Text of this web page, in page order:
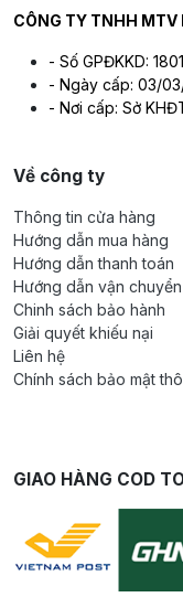
CÔNG TY TNHH MTV
- Số GPĐKKD:
- Ngày cấp: 03/03/
- Nơi cấp: Sở
Về công ty
Thông tin cửa hàng
Hướng dẫn mua hàng
Hướng dẫn thanh toán
Hướng dẫn vận chuyển
Chinh sách bảo hành
Giải quyết khiếu nại
Liên hệ
Chính sách bảo mật
GIAO HÀNG COD